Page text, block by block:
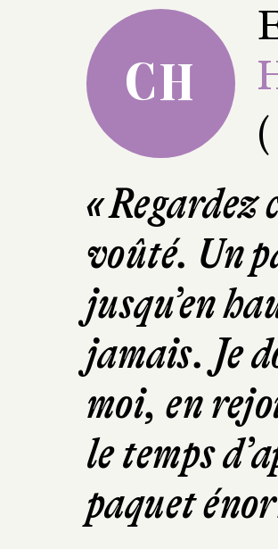
CH
« Regardez
voûté. Un
jusqu’en
jamais. Je
moi, en
le temps
paquet